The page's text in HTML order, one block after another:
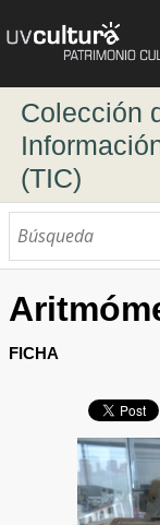
Colección
(TIC)
Explorar
Búsqueda avanzada
FICHA